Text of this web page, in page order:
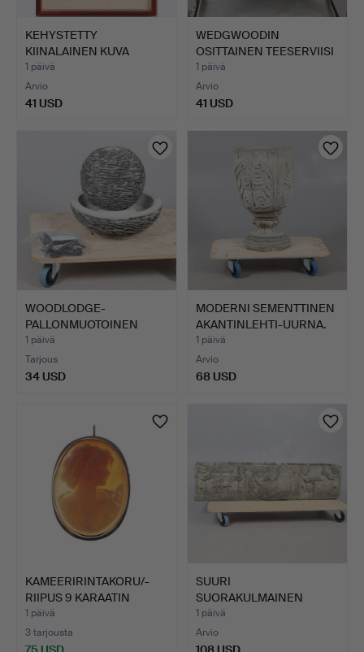
KEHYSTETTY
KIINALAINEN KUVA
KAHDESTA NUORE…
1 päivä
Arvio
41 USD
WEDGWOODIN
OSITTAINEN TEESERVIISI
& TUSCAN…
1 päivä
Arvio
41 USD
WOODLODGE-
PALLONMUOTOINEN
LIUSKEKIVINEN VE…
1 päivä
Tarjous
34 USD
MODERNI SEMENTTINEN
AKANTINLEHTI-UURNA.
1 päivä
Arvio
68 USD
KAMEERIRINTAKORU/-
RIIPUS 9 KARAATIN
KULTAK…
1 päivä
3 tarjousta
SUURI
SUORAKULMAINEN
KIVINEN ISTUTUSLAATIK…
1 päivä
Arvio